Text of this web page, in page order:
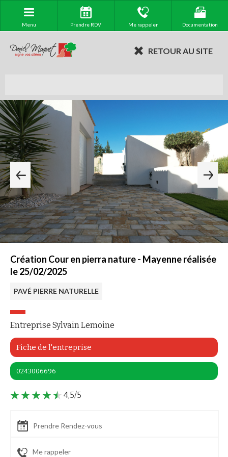
Menu Prendre RDV Me rappeler Documentation
RETOUR AU SITE
Création Cour en pierra nature - Mayenne réalisée
le 25/02/2025
PAVÉ PIERRE NATURELLE
Entreprise Sylvain Lemoine
Fiche de l'entreprise
0243006696
4,5/5
Prendre Rendez-vous
Me rappeler